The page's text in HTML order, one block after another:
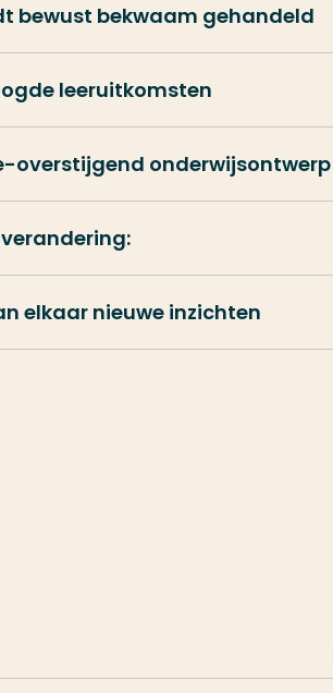
bewust bekwaam gehandeld
leeruitkomsten
overstijgend
elkaar nieuwe inzichten